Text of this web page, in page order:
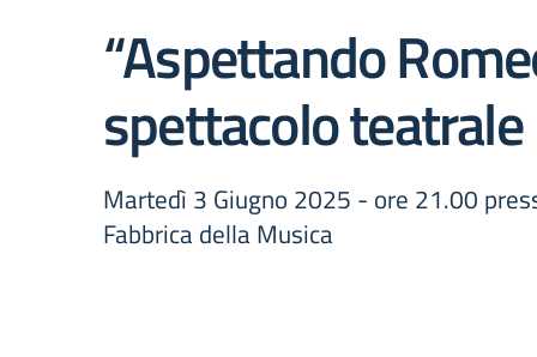
“Aspettando
spettacolo teatrale
Martedì 3 Giugno 2025 - ore 21.00
Fabbrica della Musica